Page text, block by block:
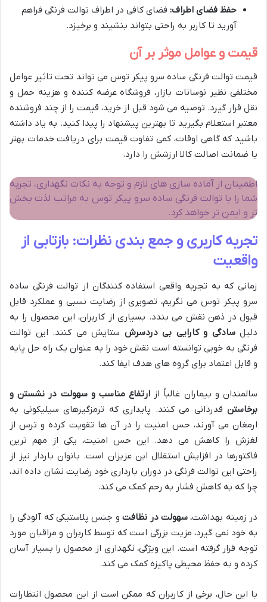
حفظ فضای اطراف: فضای کافی در اطراف توالت فرنگی فراهم
آورید تا کاربر به راحتی بتواند بنشیند و برخیزد.
قیمت و عوامل موثر بر آن
قیمت توالت فرنگی ساده سرو پیکر توس می تواند تحت تاثیر عوامل
مختلفی نظیر نوسانات بازار، فروشگاه عرضه کننده و هزینه حمل و
نقل قرار گیرد. توصیه می شود قبل از خرید، قیمت را از چند فروشنده
معتبر استعلام بگیرید تا بهترین پیشنهاد را پیدا کنید. به یاد داشته
باشید که گاهی اوقات، کمی تفاوت قیمت برای دریافت خدمات بهتر
یا ضمانت اصالت کالا ارزشش را دارد.
اطمینان از آماده سازی های لازم و توجه به نکات نگهداری، تجربه
شما را با توالت فرنگی ساده سرو پیکر توس به مراتب لذت بخش
تر و ایمن تر خواهد کرد.
تجربه کاربری و جمع بندی نظرات: بازتابی از
واقعیت
زمانی که به تجربه واقعی استفاده کنندگان از توالت فرنگی ساده
سرو پیکر توس می نگریم، تصویری از رضایت نسبی و عملکرد قابل
قبول در ذهن نقش می بندد. بسیاری از کاربران، این محصول را به
دلیلسادگی و کارایی بی دردسرش ستایش می کنند. این توالت
فرنگی به خوبی توانسته است نقش خود را به عنوان یک راه حل پایه
و قابل اعتماد برای گروه های هدف ایفا کند.
سالمندان و بیماران غالباً از ارتفاع مناسب و سهولت در نشستن و
برخاستن قدردانی می کنند. پایداری که ترمزگیرهای سیلیکونی به
ارمغان می آورند، حس امنیت را در آن ها تقویت کرده و ترس از
لغزش را کاهش می دهد. این حس امنیت، یکی از مهم ترین
فاکتورها در افزایش استقلال این عزیزان است. بانوان باردار نیز از
راحتی این توالت فرنگی در دوران بارداری خود رضایت نشان داده اند،
چرا که به کاهش فشار به رحم کمک می کند.
در زمینه بهداشت،سهولت در نظافتو جنس پلاستیکی که آلودگی را
به خود نمی گیرد، مزیت بزرگی است که توسط کاربران و مراقبان مورد
توجه قرار گرفته است. این ویژگی، نگهداری از محصول را بسیار آسان
کرده و به حفظ محیطی پاکیزه کمک می کند.
با این حال، برخی از کاربران که ممکن است از این محصول انتظارات